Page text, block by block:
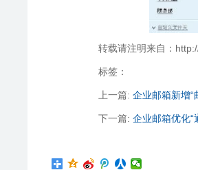
转载请注明来自：
标签：
上一篇: 企业邮箱新增“
下一篇: 企业邮箱优化“